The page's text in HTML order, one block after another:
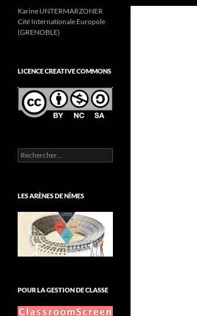
Karine UNTERMARZONER
Cité Internationale Europole
(GRENOBLE)
LICENCE CREATIVE COMMONS
Rechercher :
LES ARÈNES DE NÎMES
POUR LA GESTION DE CLASSE